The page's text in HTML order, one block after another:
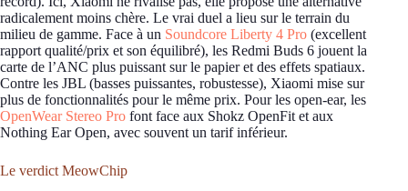
radicalement moins chère. Le vrai duel a lieu sur le terrain du
milieu de gamme. Face à un Soundcore Liberty 4 Pro (excellent
rapport qualité/prix et son équilibré), les Redmi Buds 6 jouent la
carte de l’ANC plus puissant sur le papier et des effets spatiaux.
Contre les JBL (basses puissantes, robustesse), Xiaomi mise sur
plus de fonctionnalités pour le même prix. Pour les open-ear, les
OpenWear Stereo Pro font face aux Shokz OpenFit et aux
Nothing Ear Open, avec souvent un tarif inférieur.
Le verdict MeowChip